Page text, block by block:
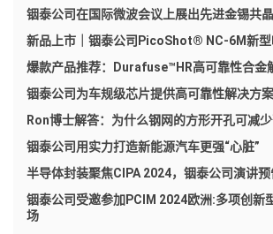
铟泰公司在国际微波会议上展出先进金锡共
新品上市｜铟泰公司PicoShot® NC-6M新型
爆款产品推荐：Durafuse™HR高可靠性合金
铟泰公司为车规级芯片提供高可靠性解决方案
Ron博士解答：为什么钢网的方形开孔可减少
铟泰公司用实力打造新能源汽车更强“心脏”
半导体封装聚焦CIPA 2024，铟泰公司演讲预
铟泰公司受邀参加PCIM 2024欧洲:多项创新
场